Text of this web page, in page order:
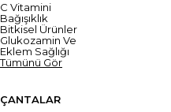
C Vitamini
Bağışıklık
Bitkisel Ürünler
Glukozamin Ve
Eklem Sağlığı
Tümünü Gör
ÇANTALAR